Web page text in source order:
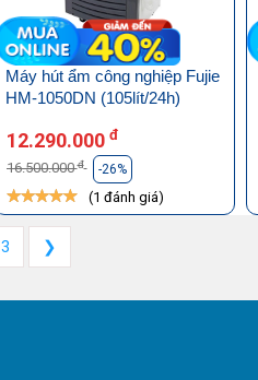
Máy hút ẩm công nghiệp Fujie
HM-1050DN (105lít/24h)
12.290.000 đ
16.500.000đ -26%
(1 đánh giá)
3 ❯